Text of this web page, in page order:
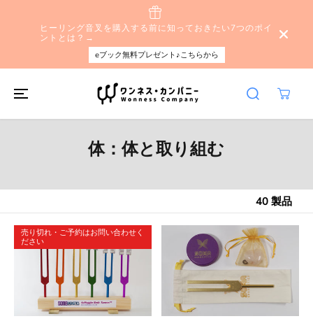
ヒーリング音叉を購入する前に知っておきたい7つのポイ
ントとは？→
eブック無料プレゼント♪こちらから
体：体と取り組む
40 製品
売り切れ・ご予約はお問い合わせく
ださい